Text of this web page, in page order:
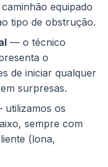
equipado
tipo de obstrução.
— o técnico
o
de iniciar qualquer
surpresas.
os
sempre com
(lona,